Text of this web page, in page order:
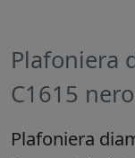
Plafoniera
C1615 nero
Plafoniera